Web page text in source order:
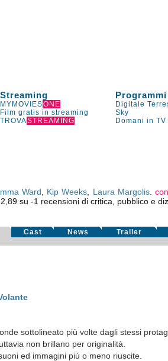
Streaming Programmi
MYMOVIESONE Digitale
Film gratis in streaming Sky
TROVASTREAMING Domani in TV
Ward Kip Weeks Laura Margolis.
2,89 su -1 recensioni di critica, pubblico e
Cast News Trailer
sottolineato più volte dagli stessi
non brillano per originalità.
ed immagini più o meno riuscite.